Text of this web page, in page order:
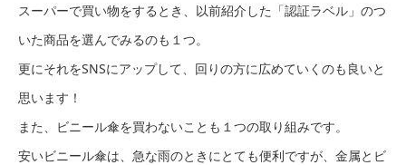
スーパーで買い物をするとき、以前紹介した「認証ラベル」のつ
いた商品を選んでみるのも１つ。
更にそれをSNSにアップして、回りの方に広めていくのも良いと
思います！
また、ビニール傘を買わないことも１つの取り組みです。
安いビニール傘は、急な雨のときにとても便利ですが、金属とビ